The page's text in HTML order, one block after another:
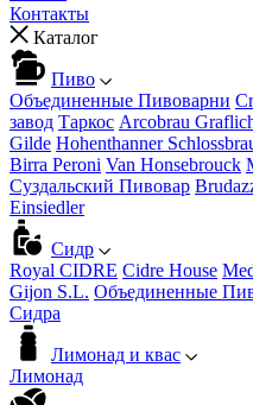
Контакты
Каталог
Пиво
Объединенные Пивоварни
завод Таркос Arcobrau
Gilde Hohenthanner
Birra Peroni Van Honsebrouck
Суздальский Пивовар
Einsiedler
Сидр
Royal CIDRE Cidre House
Gijon S.L. Объединенные
Сидра
Лимонад и квас
Лимонад